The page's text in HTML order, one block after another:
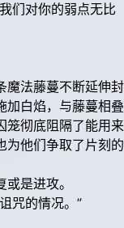
们对你的弱点无比
魔法藤蔓不断延伸封
加白焰，与藤蔓相叠
笼彻底阻隔了能用来
为他们争取了片刻的
是进攻。
咒的情况。”